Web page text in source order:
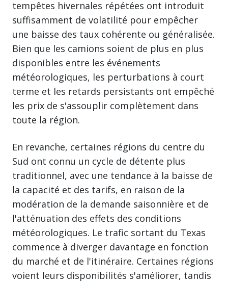
tempêtes hivernales répétées ont introduit
suffisamment de volatilité pour empêcher
une baisse des taux cohérente ou généralisée.
Bien que les camions soient de plus en plus
disponibles entre les événements
météorologiques, les perturbations à court
terme et les retards persistants ont empêché
les prix de s'assouplir complètement dans
toute la région.
En revanche, certaines régions du centre du
Sud ont connu un cycle de détente plus
traditionnel, avec une tendance à la baisse de
la capacité et des tarifs, en raison de la
modération de la demande saisonnière et de
l'atténuation des effets des conditions
météorologiques. Le trafic sortant du Texas
commence à diverger davantage en fonction
du marché et de l'itinéraire. Certaines régions
voient leurs disponibilités s'améliorer, tandis